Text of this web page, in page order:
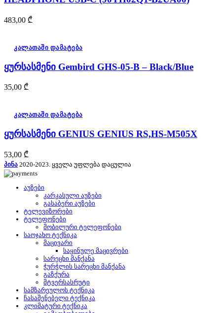
483,00 ₾
კალათაში დამატება
ყურსასმენი Gembird GHS-05-B – Black/Blue
35,00 ₾
კალათაში დამატება
ყურსასმენი GENIUS GENIUS RS,HS-M505X
53,00 ₾
პინა 2020-2023. ყველა უფლება დაცულია
აუზები
კარკასული აუზები
გასაბერი აუზები
ტელევიზორები
ტელეფონები
მობილური ტელეფონები
საოჯახო ტექნიკა
მაცივარი
საყინულე მაცივრები
სარეცხი მანქანა
ჭურჭლის სარეცხი მანქანა
გაზქურა
მტვერსასრუტი
სამზარეულოს ტექნიკა
ჩასაშენებელი ტექნიკა
კლიმატური ტექნიკა